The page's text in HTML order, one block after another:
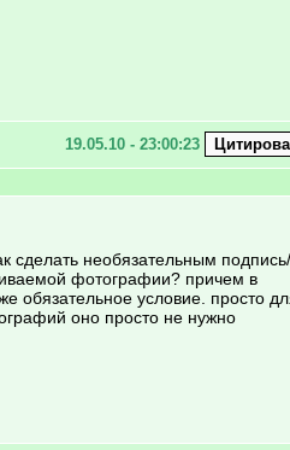
19.05.10 - 23:00:23
сделать необязательным подпись/
фотографии? причем в
обязательное условие. просто
оно просто не нужно